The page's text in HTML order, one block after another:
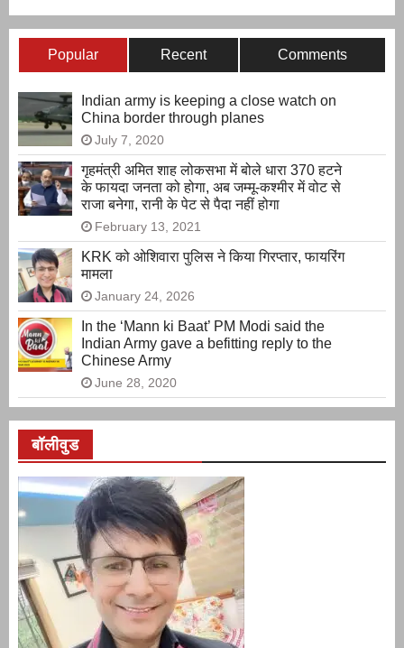
Popular Recent Comments
Indian army is keeping a close watch on
China border through planes
July 7, 2020
गृहमंत्री अमित शाह लोकसभा में बोले धारा 370 हटने
के फायदा जनता को होगा, अब जम्मू-कश्मीर में वोट से
राजा बनेगा, रानी के पेट से पैदा नहीं होगा
February 13, 2021
KRK को ओशिवारा पुलिस ने किया गिरप्तार, फायरिंग
मामला
January 24, 2026
In the ‘Mann ki Baat’ PM Modi said the
Indian Army gave a befitting reply to the
Chinese Army
June 28, 2020
बॉलीवुड